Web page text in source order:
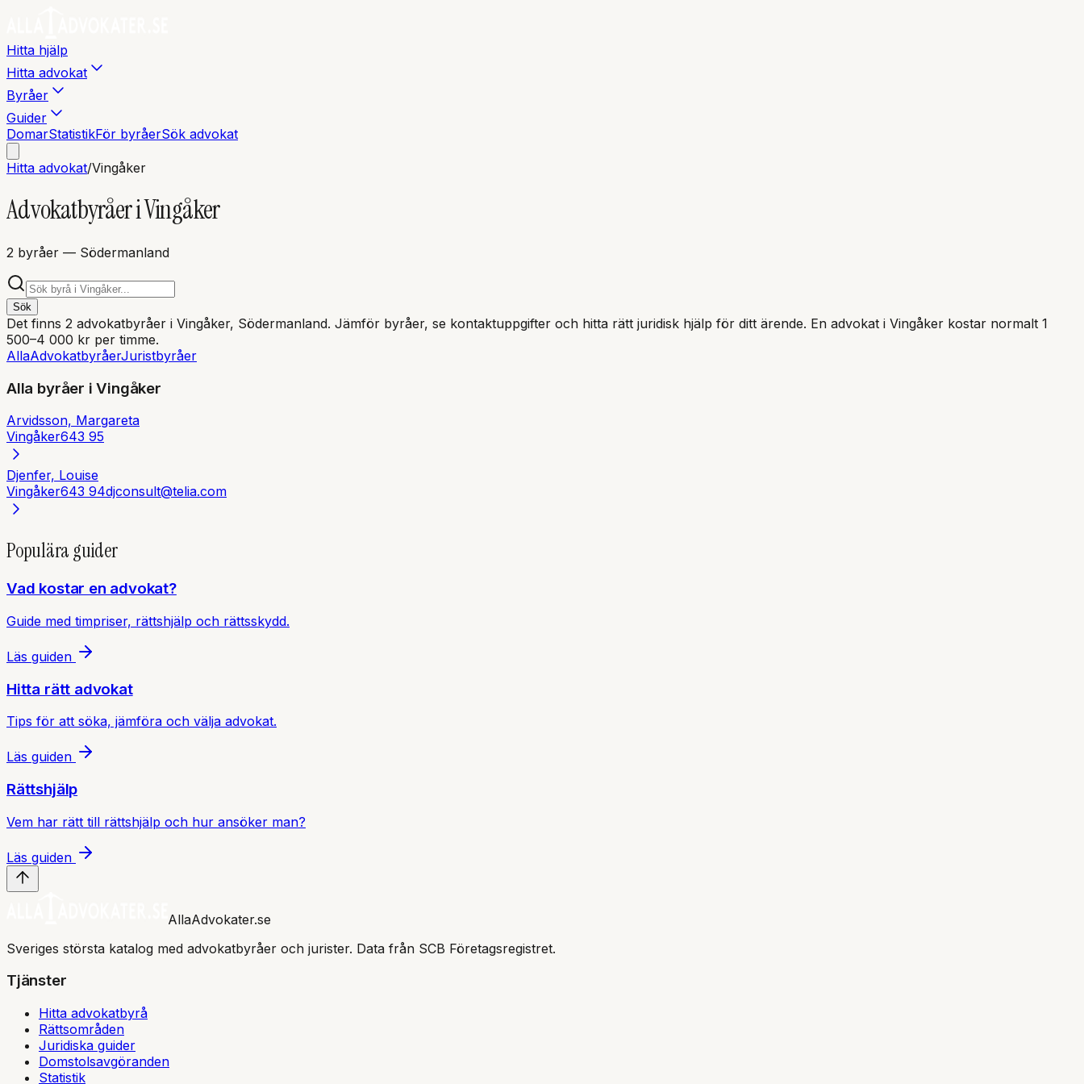
Hitta hjälp
Hitta advokat
Byråer
Guider
DomarStatistikFör byråerSök advokat
Hitta advokat/Vingåker
Advokatbyråer iVingåker
2 byråer — Södermanland
Sök
Det finns 2 advokatbyråer i Vingåker, Södermanland. Jämför byråer, se kontaktuppgifter och hitta rätt juridisk hjälp för ditt ärende. En advokat i Vingåker kostar normalt 1
500–4 000 kr per timme.
AllaAdvokatbyråerJuristbyråer
Alla byråer iVingåker
Arvidsson, Margareta
Vingåker643 95
Djenfer, Louise
Vingåker643 94djconsult@telia.com
Populära guider
Vad kostar en advokat?
Guide med timpriser, rättshjälp och rättsskydd.
Läs guiden
Hitta rätt advokat
Tips för att söka, jämföra och välja advokat.
Läs guiden
Rättshjälp
Vem har rätt till rättshjälp och hur ansöker man?
Läs guiden
AllaAdvokater.se
Sveriges största katalog med advokatbyråer och jurister. Data från SCB Företagsregistret.
Tjänster
Hitta advokatbyrå
Rättsområden
Juridiska guider
Domstolsavgöranden
Statistik